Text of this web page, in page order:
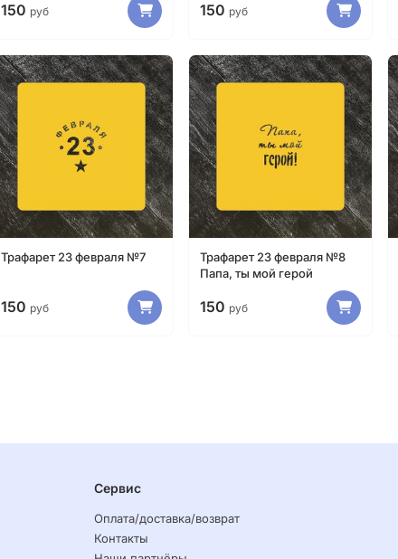
150 руб 150 руб
Трафарет 23 февраля №7
150 руб
Трафарет 23 февраля №8
Папа, ты мой герой
150 руб
Сервис
Оплата/доставка/возврат
Контакты